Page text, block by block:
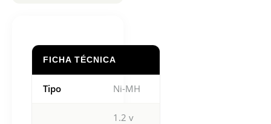
FICHA TÉCNICA
Tipo Ni-MH
1.2 v